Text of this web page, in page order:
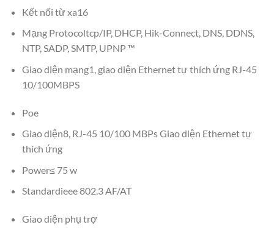
Kết nối từ xa16
Mạng Protocoltcp/IP, DHCP, Hik-Connect, DNS, DDNS,
NTP, SADP, SMTP, UPNP ™
Giao diện mạng1, giao diện Ethernet tự thích ứng RJ-45
10/100MBPS
Poe
Giao diện8, RJ-45 10/100 MBPs Giao diện Ethernet tự
thích ứng
Power≤ 75 w
Standardieee 802.3 AF/AT
Giao diện phụ trợ